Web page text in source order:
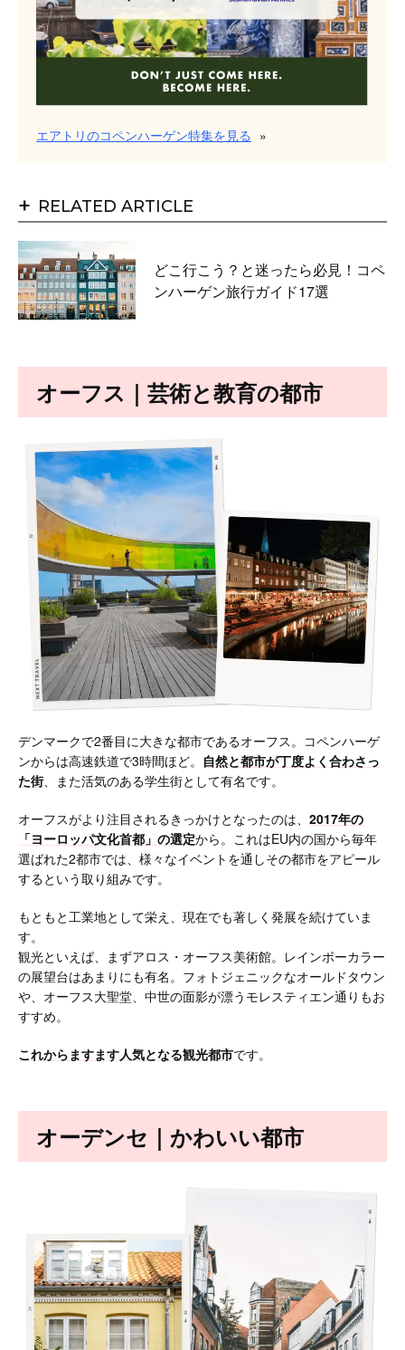
エアトリのコペンハーゲン特集を見る »
+ RELATED ARTICLE
どこ行こう？と迷ったら必見！コペ
ンハーゲン旅行ガイド17選
オーフス｜芸術と教育の都市
デンマークで2番目に大きな都市であるオーフス。コペンハーゲ
ンからは高速鉄道で3時間ほど。 自然と都市が丁度よく合わさっ
た街、また活気のある学生街として有名です。
オーフスがより注目されるきっかけとなったのは、 2017年の
「ヨーロッパ文化首都」の選定から。これはEU内の国から毎年
選ばれた2都市では、様々なイベントを通しその都市をアピール
するという取り組みです。
もともと工業地として栄え、現在でも著しく発展を続けていま
す。
観光といえば、まずアロス・オーフス美術館。レインボーカラー
の展望台はあまりにも有名。フォトジェニックなオールドタウン
や、オーフス大聖堂、中世の面影が漂うモレスティエン通りもお
すすめ。
これからますます人気となる観光都市です。
オーデンセ｜かわいい都市